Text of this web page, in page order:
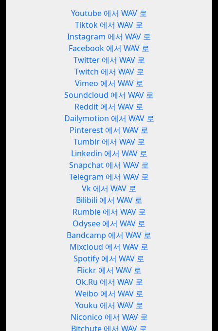
Youtube 에서 WAV 로
Tiktok 에서 WAV 로
Instagram 에서 WAV 로
Facebook 에서 WAV 로
Twitter 에서 WAV 로
Twitch 에서 WAV 로
Vimeo 에서 WAV 로
Soundcloud 에서 WAV 로
Reddit 에서 WAV 로
Dailymotion 에서 WAV 로
Pinterest 에서 WAV 로
Tumblr 에서 WAV 로
Linkedin 에서 WAV 로
Snapchat 에서 WAV 로
Telegram 에서 WAV 로
Vk 에서 WAV 로
Bilibili 에서 WAV 로
Rumble 에서 WAV 로
Odysee 에서 WAV 로
Bandcamp 에서 WAV 로
Mixcloud 에서 WAV 로
Spotify 에서 WAV 로
Flickr 에서 WAV 로
Ok.Ru 에서 WAV 로
Weibo 에서 WAV 로
Youku 에서 WAV 로
Niconico 에서 WAV 로
Bitchute 에서 WAV 로